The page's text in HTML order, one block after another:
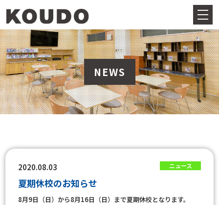
NEWS
2020.08.03 ニュース
夏期休校のお知らせ
8月9日（日）から8月16日（日）まで夏期休校となります。